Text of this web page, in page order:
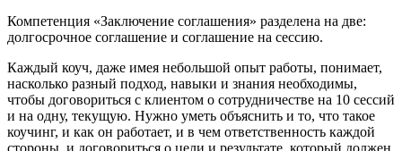
Компетенция «Заключение соглашения» разделена на две:
долгосрочное соглашение и соглашение на сессию.
Каждый коуч, даже имея небольшой опыт работы, понимает,
насколько разный подход, навыки и знания необходимы,
чтобы договориться с клиентом о сотрудничестве на 10 сессий
и на одну, текущую. Нужно уметь объяснить и то, что такое
коучинг, и как он работает, и в чем ответственность каждой